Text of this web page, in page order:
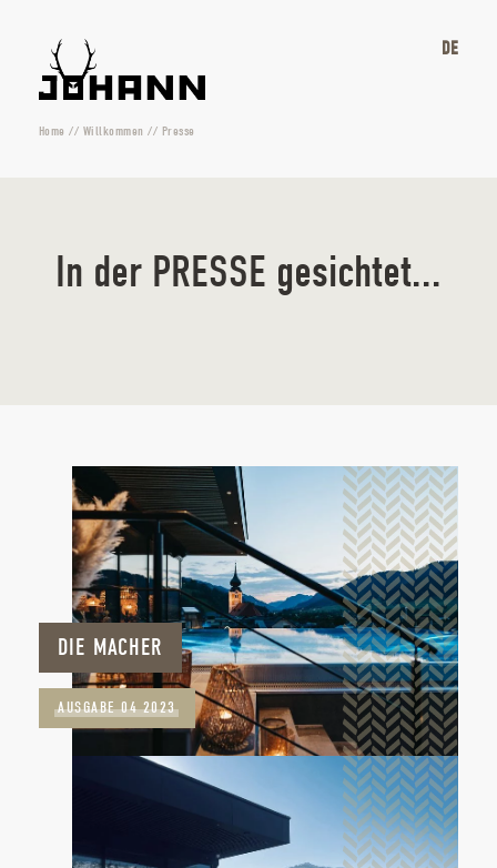
DE
Home// Willkommen// Presse
In der PRESSE gesichtet...
DIE MACHER
AUSGABE 04 2023